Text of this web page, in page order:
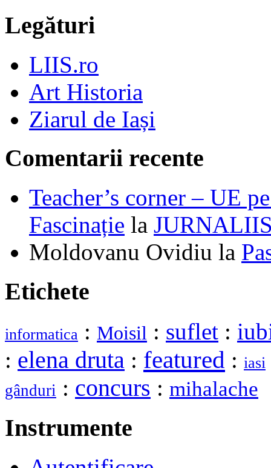
Legături
LIIS.ro
Art Historia
Ziarul de Iași
Comentarii recente
Teacher’s corner – UE
Fascinație la
Moldovanu Ovidiu la
Etichete
informatica : Moisil : suflet :
: elena druta : featured : iasi
gânduri : concurs : mihalache
Instrumente